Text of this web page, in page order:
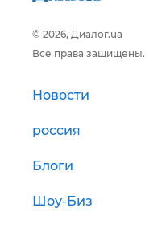
© 2026, Диалог.ua
Все права защищены.
Новости
россия
Блоги
Шоу-Биз